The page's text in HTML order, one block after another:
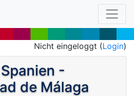
Nicht eingeloggt (Login)
-
de Málaga